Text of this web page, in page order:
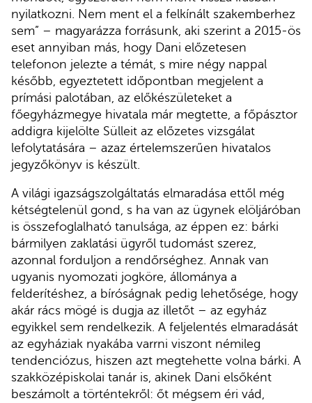
nyilatkozni. Nem ment el a felkínált szakemberhez
sem” – magyarázza forrásunk, aki szerint a 2015-ös
eset annyiban más, hogy Dani előzetesen
telefonon jelezte a témát, s mire négy nappal
később, egyeztetett időpontban megjelent a
prímási palotában, az előkészületeket a
főegyházmegye hivatala már megtette, a főpásztor
addigra kijelölte Sülleit az előzetes vizsgálat
lefolytatására – azaz értelemszerűen hivatalos
jegyzőkönyv is készült.
A világi igazságszolgáltatás elmaradása ettől még
kétségtelenül gond, s ha van az ügynek elöljáróban
is összefoglalható tanulsága, az éppen ez: bárki
bármilyen zaklatási ügyről tudomást szerez,
azonnal forduljon a rendőrséghez. Annak van
ugyanis nyomozati jogköre, állománya a
felderítéshez, a bíróságnak pedig lehetősége, hogy
akár rács mögé is dugja az illetőt – az egyház
egyikkel sem rendelkezik. A feljelentés elmaradását
az egyháziak nyakába varrni viszont némileg
tendenciózus, hiszen azt megtehette volna bárki. A
szakközépiskolai tanár is, akinek Dani elsőként
beszámolt a történtekről: őt mégsem éri vád,